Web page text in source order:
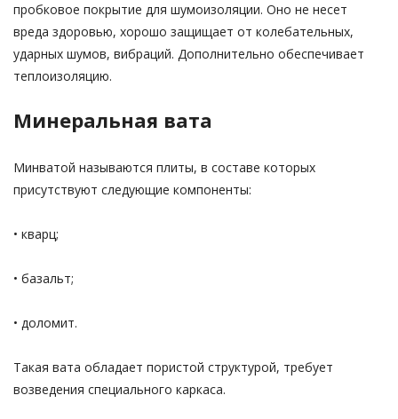
пробковое покрытие для шумоизоляции. Оно не несет
вреда здоровью, хорошо защищает от колебательных,
ударных шумов, вибраций. Дополнительно обеспечивает
теплоизоляцию.
Минеральная вата
Минватой называются плиты, в составе которых
присутствуют следующие компоненты:
• кварц;
• базальт;
• доломит.
Такая вата обладает пористой структурой, требует
возведения специального каркаса.